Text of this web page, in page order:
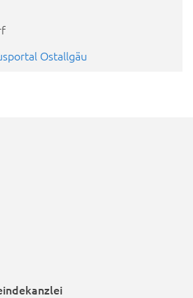
Ostallgäu